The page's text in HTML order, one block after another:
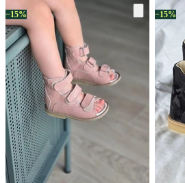
−15% −15%